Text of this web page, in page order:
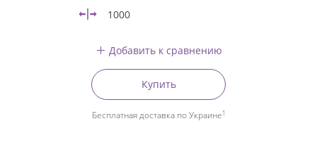
1000
Добавить к сравнению
Купить
Бесплатная доставка по Украине1